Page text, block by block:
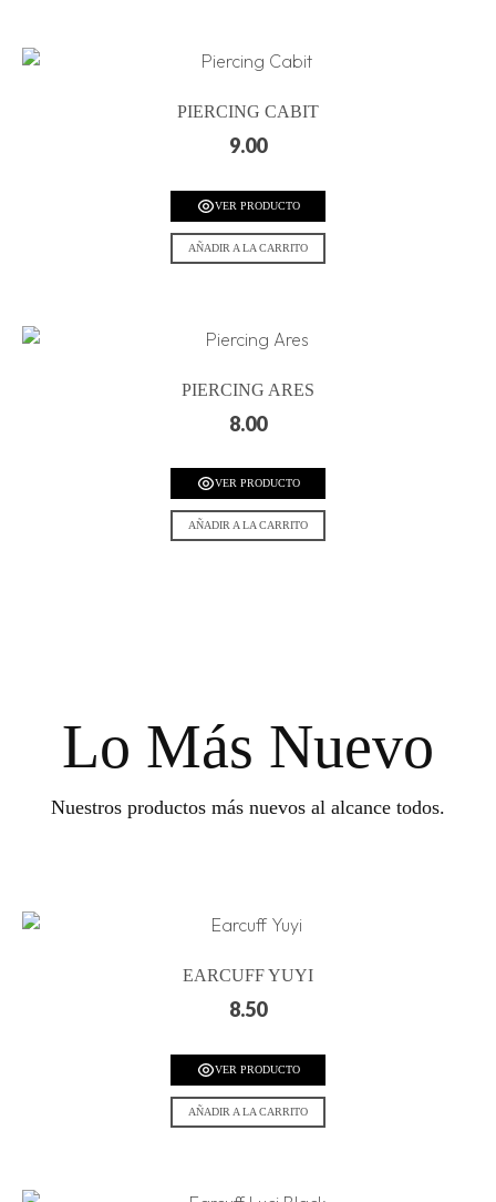
PIERCING CABIT
9.00
VER PRODUCTO
AÑADIR A LA CARRITO
PIERCING ARES
8.00
VER PRODUCTO
AÑADIR A LA CARRITO
Lo Más Nuevo
Nuestros productos más nuevos al alcance todos.
EARCUFF YUYI
8.50
VER PRODUCTO
AÑADIR A LA CARRITO